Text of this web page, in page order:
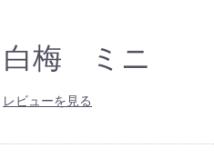
梅 ミニ
レビューを見る